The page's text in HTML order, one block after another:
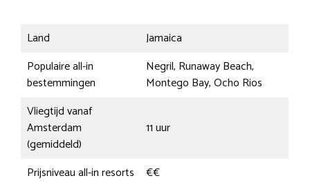
Land
Jamaica
Populaire all-in
bestemmingen
Negril, Runaway Beach,
Montego Bay, Ocho Rios
Vliegtijd vanaf
Amsterdam
(gemiddeld)
11 uur
Prijsniveau all-in resorts
€€